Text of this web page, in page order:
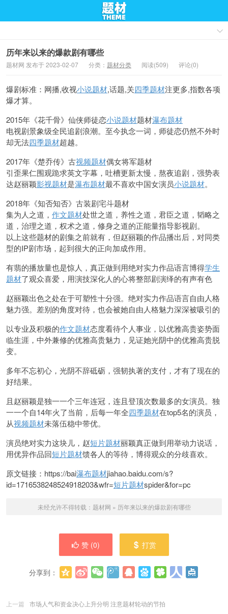
历年来以来的爆款剧有哪些
题材网 发布于 2023-02-07 分类： 题材分类 阅读(509) 评论(0)
爆剧标准：网播,收视小说题材,话题,关四季题材注更多,指数各项
爆才算。
2015年《花千骨》仙侠师徒恋小说题材题材瀑布题材
电视剧景象级全民追剧浪潮。至今执念一词，师徒恋仍然不外时
却无法四季题材超越。
2017年《楚乔传》古视频题材偶女将军题材
引歪果仁围观跪求英文字幕，吐槽更新太慢，熬夜追剧，强势表
达赵丽颖影视题材是瀑布题材最不喜欢中国女演员小说题材。
2018年《知否知否》古装剧宅斗题材
集为人之道， 作文题材处世之道，养性之道，君臣之道，韬略之
道，治理之道，权术之道，修身之道的正能量指导影视剧。
以上这些题材的剧集之前就有，但赵丽颖的作品播出后，对同类
型的IP剧市场，起到很大的正向加成作用。
有翡的播放量也是惊人，真正做到用绝对实力作品语言博得学生
题材了观众喜爱，用演技深化人的心将整部剧演绎的有声有色
赵丽颖出色之处在于可塑性十分强。绝对实力作品语言自由人格
魅力强。差别的角度对待，也会被她自由人格魅力深深被吸引的
以专业及积极的作文题材态度看待个人事业，以优雅高贵姿势面
临生涯，中外兼修的优雅高贵魅力，见证她光阴中的优雅高贵脱
变。
多年不忘初心，光阴不辞砥砺，强韧执著的支付，才有了现在的
好结果。
且赵丽颖是独一一个三年连冠，连且登顶次数最多的女演员。独
一一个自14年火了当前，后每一年全四季题材在top5名的演员，
从视频题材未落伍稳中带优。
演员绝对实力这块儿，赵短片题材丽颖真正做到用举动力说话，
用优异作品回短片题材馈各人的等待，博得观众的分歧喜欢。
原文链接：https://bai瀑布题材jiahao.baidu.com/s?
id=1716538248524918203&wfr=短片题材spider&for=pc
未经允许不得转载： 题材网 » 历年来以来的爆款剧有哪些
赞 (0) 打赏
分享到：
上一篇
市场人气和资金决心上升分明 注意题材轮动的节拍